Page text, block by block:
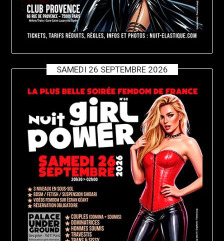
SAMEDI 26 SEPTEMBRE 2026